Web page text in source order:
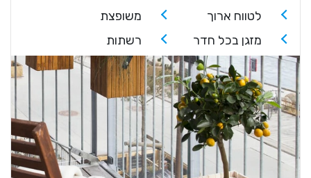
לטווח ארוך
משופצת
מזגן בכל חדר
רשתות